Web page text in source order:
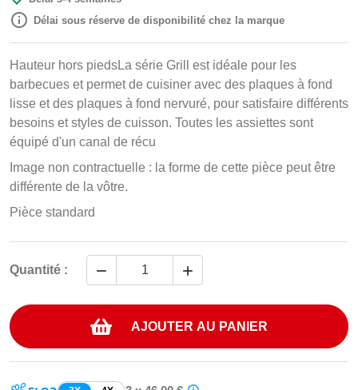
 Délai sous réserve de disponibilité chez la marque
Hauteur hors piedsLa série Grill est idéale pour les
barbecues et permet de cuisiner avec des plaques à fond
lisse et des plaques à fond nervuré, pour satisfaire différents
besoins et styles de cuisson. Toutes les assiettes sont
équipé d'un canal de récu
Image non contractuelle : la forme de cette pièce peut être
différente de la vôtre.
Pièce standard
Quantité :  
AJOUTER AU PANIER